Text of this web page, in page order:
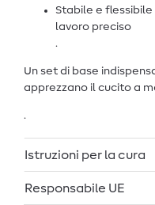
Stabile e
lavoro preciso
.
Un set di base
apprezzano il cucito a
.
Istruzioni per la cura
Responsabile UE